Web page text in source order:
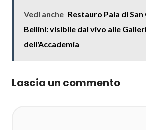
Vedi anche Restauro Pala di
Bellini: visibile dal vivo alle
dell'Accademia
Lascia un commento